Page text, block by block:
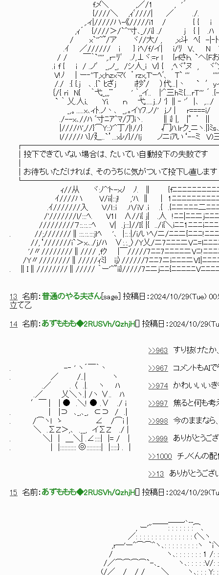
fメ＼ ,／/1 , '´
{////＼ ,ｨﾞ////| ／ ./. ヽ
,.ィ|/////ハ-《/////i1 / { { i : ', │・基本
,ｨ´ {////＞/`^'寸､_//
/ x`''^~/ア ヾ//大/ , ,x斗 ﾍ{ -|‐ﾄx | l ! │どう
.ｲ ／////// i } iﾍ/f/イ| i/
/ / ￣｀`'''' ,.r‐ﾘﾞ .ﾉ,⊥ヾ:=r l {rfさｈ. `へ{Fおjトﾘ j: |
.ｉ f { i / .ノﾞ _,ノ_, /シ人_i Ｖ} { ,ﾍヾﾟヌ
V!ﾉ | ー‐''Ｔ,x;ｈzxマ( ゜rzx,T'ｰﾍﾞ、 T` ''' ''''
/./ :{ {.j ､ .{` ﾋざj i抄ﾟ/ ）代...|丶 ` ′yイ
｛/{ ri N{ ｀弋_,,,¨ ' ｀,,イ.. |'＾三hミ{....rＴ''' ´ .{-i
` ｀ 乂.人i、 Yi. ｎ 弋.....j..ﾉ '} ∥‐ '′|､ ,.../
_,。.....x､ィﾄ.ノ丶､ _,.｡イYﾌ.ノ/' jノ |
./--x､//ﾊ ﾞ寸ﾆｱ^ﾏ/刀iヽ. ∥i} |, |°゜ || / │・時
|////ﾊ',//}⌒Y::)'^丁/|!//} √]ﾊ
l/////ハ}/廴..`’...xﾚ/}//lj ノニiｱい‘--ミ V)三ﾆ=│
│投下できていない場合は、たいてい自動投下の失敗です
│お待ちいただければ、そのうちに気がついて投下し直しま
ｨ//从 ヾ:ﾉ^'ト-ｘﾉ ﾉ. ∥ {fﾆﾆﾆﾆﾆﾆﾆﾆﾆﾆ │日曜
ｲ////ハ V/ii|::j! ,'ﾊ. ∥ |
.ｲ///////入 Ｖ/l::i .ﾊ/iV .i .{ .{ﾆニﾆﾆﾆ二ﾆﾆﾆﾆ│こ
/'///////l/:::ﾍ. V1l ∧//i{ j| .人 !ﾆﾆ|ﾆﾆニj
/////////７::.::.::ﾍ V| .j:::}//I{ |{ ../i{＼iﾆﾆ1ﾆﾆﾆiﾆﾆﾆ
. //;///////∥:::.::.:::jlﾍ '､ |::.:|/i/いﾍ/ニ/ﾆﾆニ{ﾆﾆﾆ!ﾆﾆﾆﾆ
//,‘///////i`＞x､./j/ﾊ ∨:.:._〉/Y乂/ニ7ﾆﾆﾆニVﾆ=lﾆﾆﾆﾆﾆ
'/〃////////∥//// ,fｸ |￣/////7ﾆﾆ7ﾆﾆﾆﾆニVﾆ!ﾆﾆﾆﾆﾆ
/Y〃////////∥/////ｨﾐ} ij〉//////7ﾆﾆ7ニiﾆﾆﾆ
. ∥I∥////////∥///// ｀ー'^~ii}/////7ﾆニjﾆﾆ{ﾆﾆﾆﾆﾆVﾆﾆ
13 名前： 普通のやる夫さん sage ] 投稿日： 2024/10/29(Tue)
立て乙
14 名前： あずももも◆2RUSVh/QzhjH ] 投稿日： 2024/10/
>>963 すり抜けた
. -‐ ' ヽ´￣｀丶 >>967
コメントもAI
. ／ /..| ヽ
.／ . 〈 .|. ヽ ﾊ >>974 かわいいいき
.／ 乂＼ヽ.| /ヽ ∨.. ﾊ
′￣ | | ● .＼! ● .∨ ./ i >>997
焦ると何も考
. | |⊃ ､_,､_, ⊂⊃ / .|
. /⌒ヽl ゝ ∠ /⌒i | >>998 今のままなら
＼ .ΣＺ＞,､ .__, イΣＺ ./ |
. ＼| | ＿＼| .∠::::| |= / | >>999
ありがとうご
. | |::::::::::: ◎::::::::::| |:::::} . |
>>1000 チノくんの
>>13 ありがとうござ
15 名前： あずももも◆2RUSVh/QzhjH ] 投稿日： 2024/10/
＿＿,､__
, ー'"￣￣: : : : : : :⌒､
／: : : : : : : : : : : : : : : (＼ヽ
,r―'ー^⌒⌒^ヽ､: : : : : : : : :ヽ `i
/ ヽ､: : : : : : : 1 /: : ヽ-
/／⌒⌒⌒⌒`-､_ ヽ､: : : : :V/: : : : : :
(/／ / / / ＼_ ヽ､: : : Y: : :